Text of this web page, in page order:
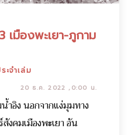
มืองพะเยา-ภูกาม
ะจำเล่ม
20 ธ.ค. 2022 ,0:00 น.
ำอิง นอกจากแง่มุมทาง
งคมเมืองพะเยา อัน